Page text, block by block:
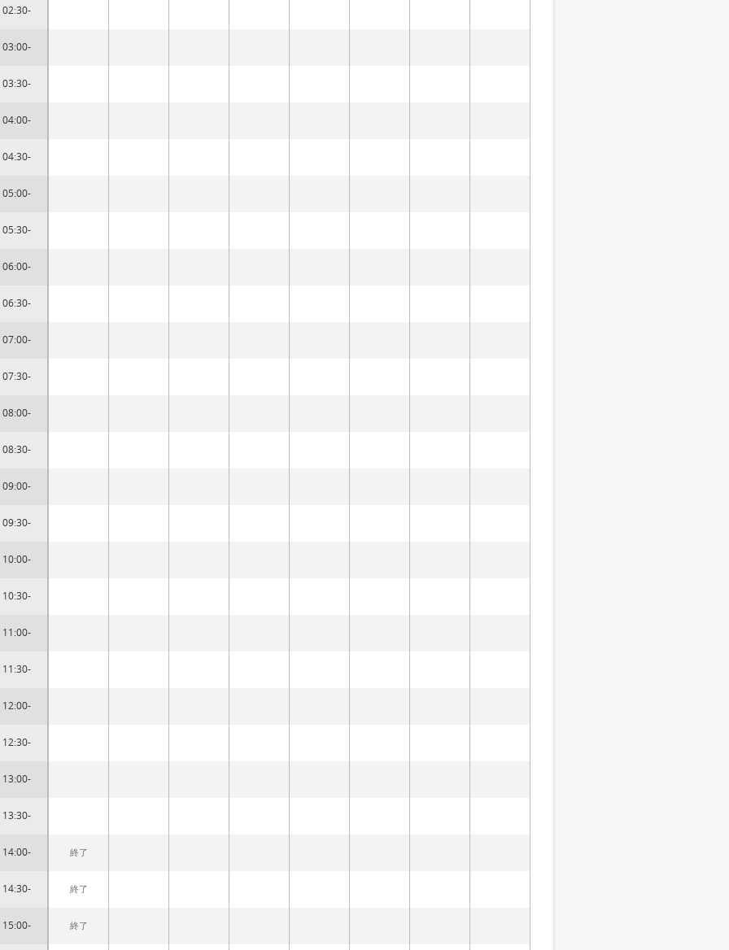
02:30-
03:00-
03:30-
04:00-
04:30-
05:00-
05:30-
06:00-
06:30-
07:00-
07:30-
08:00-
08:30-
09:00-
09:30-
10:00-
10:30-
11:00-
11:30-
12:00-
12:30-
13:00-
13:30-
14:00-
14:30-
15:00-
終了
終了
終了